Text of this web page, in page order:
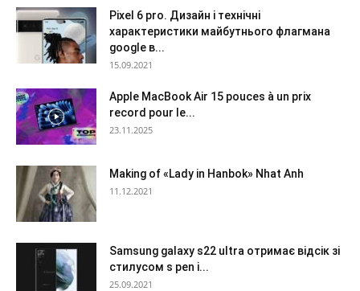
Pixel 6 pro. Дизайн і технічні
характеристики майбутнього флагмана
google в...
15.09.2021
Apple MacBook Air 15 pouces à un prix
record pour le...
23.11.2025
Making of «Lady in Hanbok» Nhat Anh
11.12.2021
Samsung galaxy s22 ultra отримає відсік зі
стилусом s pen і...
25.09.2021